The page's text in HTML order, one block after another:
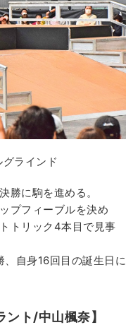
ラインド
勝に駒を進める。
プフィーブルを決め
トリック4本目で見事
自身16回目の誕生日に
ント/中山楓奈】